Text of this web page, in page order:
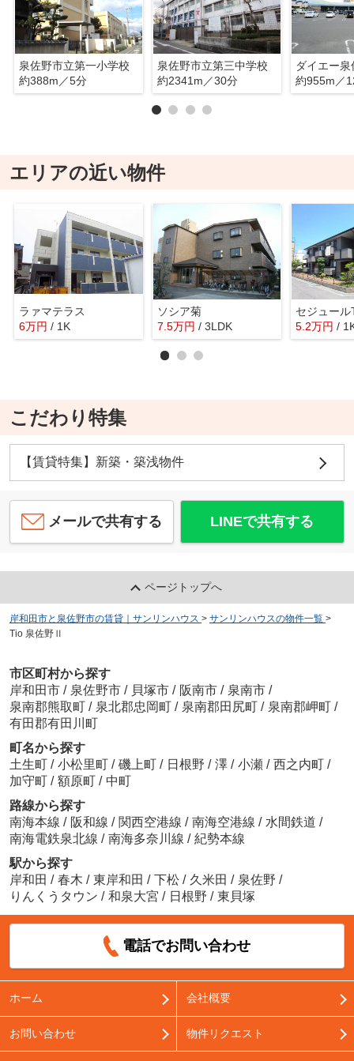
泉佐野市立第一小学校
約388m／5分
泉佐野市立第三中学校
約2341m／30分
ダイエー泉
約955m／
エリアの近い物件
ラァマテラス
6万円 / 1K
ソシア菊
7.5万円 / 3LDK
セジュール
5.2万円 /
こだわり特集
【賃貸特集】新築・築浅物件
メールで共有する LINEで共有する
ページトップへ
岸和田市と泉佐野市の賃貸｜サンリンハウス > サンリンハウスの物件一覧 >
Tio 泉佐野Ⅱ
市区町村から探す
岸和田市 / 泉佐野市 / 貝塚市 / 阪南市 / 泉南市 /
泉南郡熊取町 / 泉北郡忠岡町 / 泉南郡田尻町 / 泉南郡岬町 /
有田郡有田川町
町名から探す
土生町 / 小松里町 / 磯上町 / 日根野 / 澤 / 小瀬 / 西之内町 /
加守町 / 額原町 / 中町
路線から探す
南海本線 / 阪和線 / 関西空港線 / 南海空港線 / 水間鉄道 /
南海電鉄泉北線 / 南海多奈川線 / 紀勢本線
駅から探す
岸和田 / 春木 / 東岸和田 / 下松 / 久米田 / 泉佐野 /
りんくうタウン / 和泉大宮 / 日根野 / 東貝塚
電話でお問い合わせ
ホーム 会社概要
お問い合わせ 物件リクエスト